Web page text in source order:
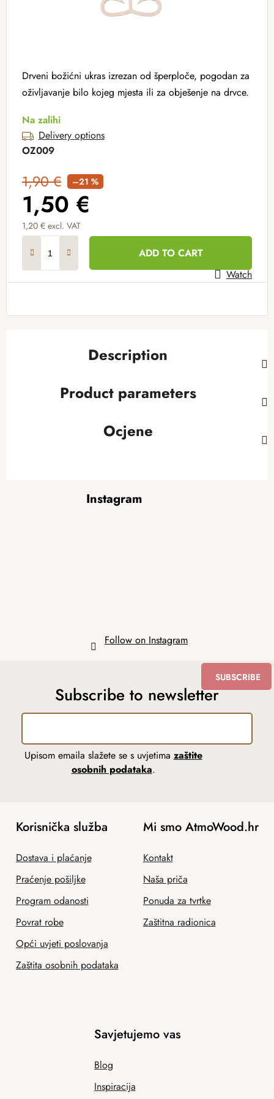
Drveni božićni ukras izrezan od šperploče, pogodan za
oživljavanje bilo kojeg mjesta ili za obješenje na drvce.
Na zalihi
Delivery options
OZ009
1,90 € –21 %
1,50 €
1,20 € excl. VAT
ADD TO CART
Watch
Description
Product parameters
Ocjene
Instagram
Follow on Instagram
Subscribe to newsletter
Upisom emaila slažete se s uvjetima zaštite
osobnih podataka.
SUBSCRIBE
Korisnička služba
Dostava i plaćanje
Praćenje pošiljke
Program odanosti
Povrat robe
Opći uvjeti poslovanja
Zaštita osobnih podataka
Mi smo AtmoWood.hr
Kontakt
Naša priča
Ponuda za tvrtke
Zaštitna radionica
Savjetujemo vas
Blog
Inspiracija